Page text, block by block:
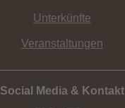
Unterkünfte
Veranstaltungen
Social Media & Kontakt